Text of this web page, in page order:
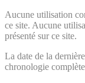
Aucune utilisation
ce site. Aucune
présenté sur ce site.
La date de la
chronologie